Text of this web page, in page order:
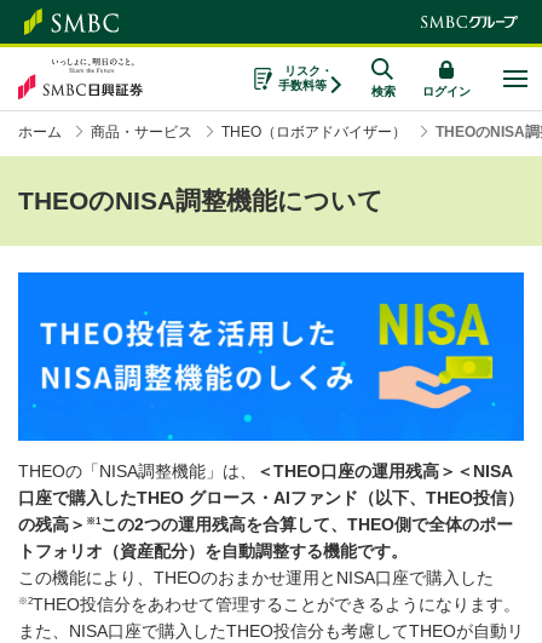
リスク・
手数料等
検索 ログイン
ホーム 商品・サービス THEO（ロボアドバイザー） THEOのNISA
THEOのNISA調整機能について
THEOの「NISA調整機能」は、
＜THEO口座の運用残高＞＜NISA
口座で購入したTHEO グロース・AIファンド（以下、THEO投信）
の残高＞ ※1この2つの運用残高を合算して、THEO側で全体のポー
トフォリオ（資産配分）を自動調整する機能です。
この機能により、THEOのおまかせ運用とNISA口座で購入した
※2THEO投信分をあわせて管理することができるようになります。
また、NISA口座で購入したTHEO投信分も考慮してTHEOが自動リ